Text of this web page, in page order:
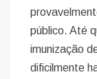
público. Até
imunização
dificilmente